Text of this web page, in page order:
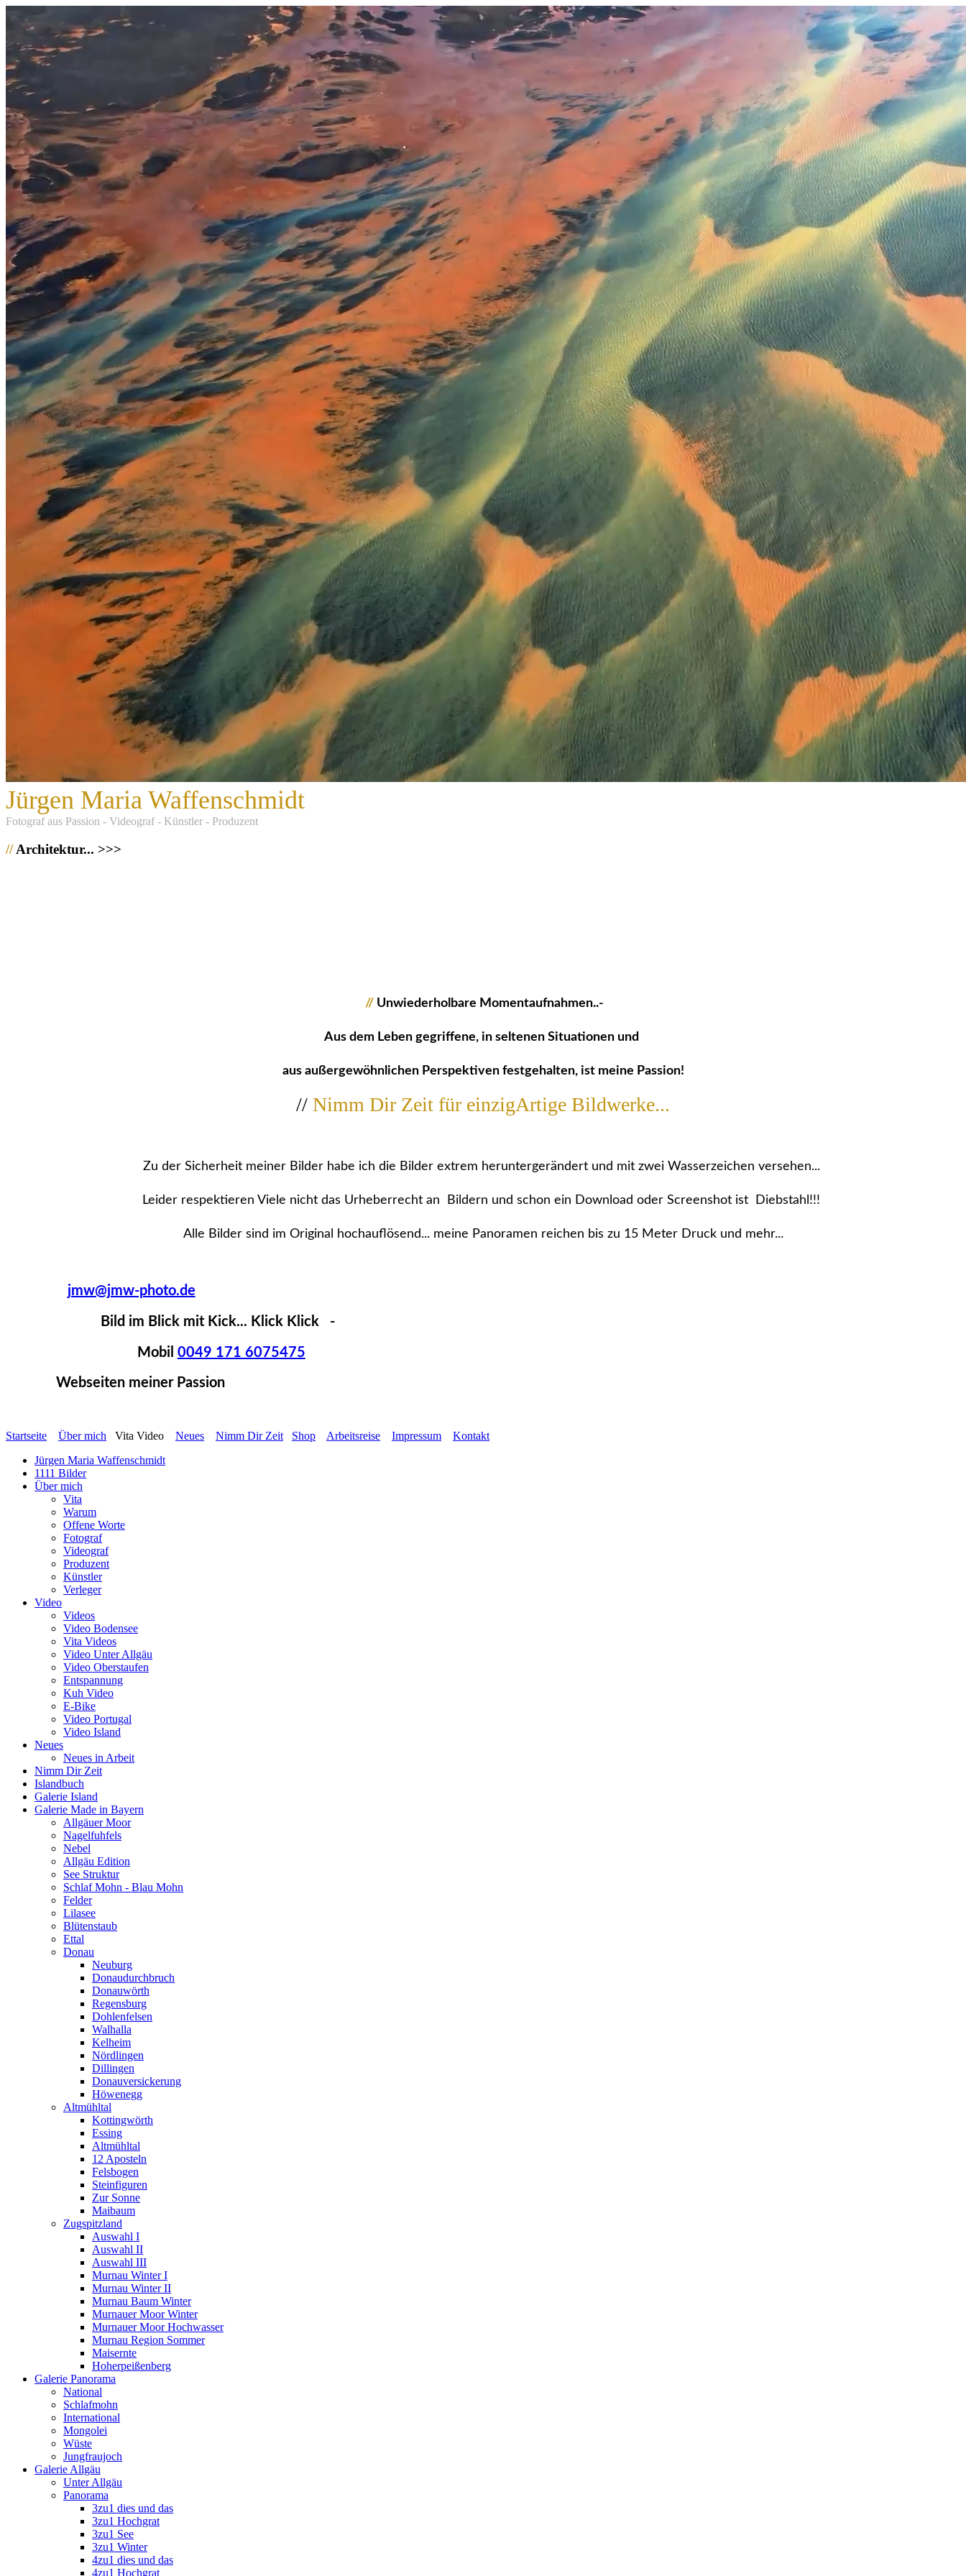
Jürgen Maria Waffenschmidt
Fotograf aus Passion - Videograf - Künstler - Produzent
//Architektur... >>>
// Unwiederholbare Momentaufnahmen..-
Aus dem Leben gegriffene, in seltenen Situationen und
aus außergewöhnlichen Perspektiven festgehalten, ist meine Passion!
// Nimm Dir Zeit für einzigArtige Bildwerke...
Zu der Sicherheit meiner Bilder habe ich die Bilder extrem heruntergerändert und mit zwei Wasserzeichen versehen...
Leider respektieren Viele nicht das Urheberrecht an Bildern und schon ein Download oder Screenshot ist Diebstahl!!!
Alle Bilder sind im Original hochauflösend... meine Panoramen reichen bis zu 15 Meter Druck und mehr...
jmw@jmw-photo.de
Bild im Blick mit Kick... Klick Klick -
Mobil 0049 171 6075475
Webseiten meiner Passion
Startseite Über mich Vita Video Neues Nimm Dir Zeit Shop Arbeitsreise Impressum
Kontakt
Jürgen Maria Waffenschmidt
1111 Bilder
Über mich
Vita
Warum
Offene Worte
Fotograf
Videograf
Produzent
Künstler
Verleger
Video
Videos
Video Bodensee
Vita Videos
Video Unter Allgäu
Video Oberstaufen
Entspannung
Kuh Video
E-Bike
Video Portugal
Video Island
Neues
Neues in Arbeit
Nimm Dir Zeit
Islandbuch
Galerie Island
Galerie Made in Bayern
Allgäuer Moor
Nagelfuhfels
Nebel
Allgäu Edition
See Struktur
Schlaf Mohn - Blau Mohn
Felder
Lilasee
Blütenstaub
Ettal
Donau
Neuburg
Donaudurchbruch
Donauwörth
Regensburg
Dohlenfelsen
Walhalla
Kelheim
Nördlingen
Dillingen
Donauversickerung
Höwenegg
Altmühltal
Kottingwörth
Essing
Altmühltal
12 Aposteln
Felsbogen
Steinfiguren
Zur Sonne
Maibaum
Zugspitzland
Auswahl I
Auswahl II
Auswahl III
Murnau Winter I
Murnau Winter II
Murnau Baum Winter
Murnauer Moor Winter
Murnauer Moor Hochwasser
Murnau Region Sommer
Maisernte
Hoherpeißenberg
Galerie Panorama
National
Schlafmohn
International
Mongolei
Wüste
Jungfraujoch
Galerie Allgäu
Unter Allgäu
Panorama
3zu1 dies und das
3zu1 Hochgrat
3zu1 See
3zu1 Winter
4zu1 dies und das
4zu1 Hochgrat